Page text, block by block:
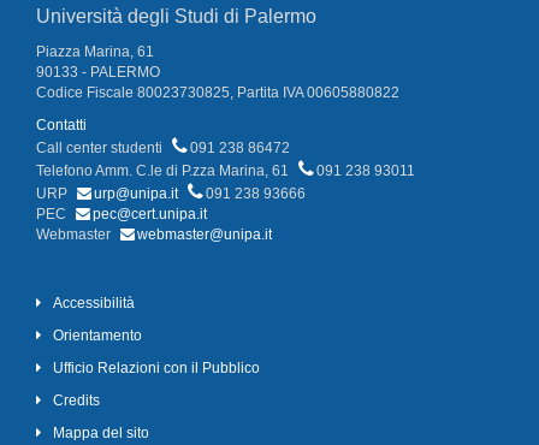
Università degli Studi di Palermo
Piazza Marina, 61
90133 - PALERMO
Codice Fiscale 80023730825, Partita IVA 00605880822
Contatti
Call center studenti
091 238 86472
Telefono Amm. C.le di P.zza Marina, 61
091 238 93011
URP
urp@unipa.it
091 238 93666
PEC
pec@cert.unipa.it
Webmaster
webmaster@unipa.it
Accessibilità
Orientamento
Ufficio Relazioni con il Pubblico
Credits
Mappa del sito